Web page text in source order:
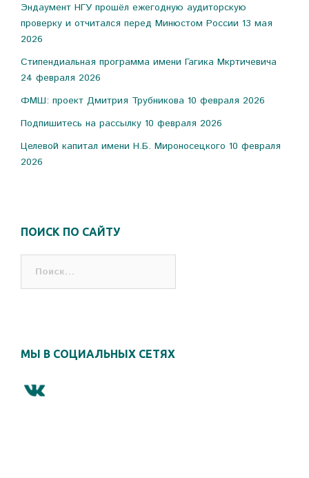
Эндаумент НГУ прошёл ежегодную аудиторскую
проверку и отчитался перед Минюстом России 13 мая
2026
Стипендиальная программа имени Гагика Мкртичевича
24 февраля 2026
ФМШ: проект Дмитрия Трубникова 10 февраля 2026
Подпишитесь на рассылку 10 февраля 2026
Целевой капитал имени Н.Б. Мироносецкого 10 февраля
2026
ПОИСК ПО САЙТУ
МЫ В СОЦИАЛЬНЫХ СЕТЯХ